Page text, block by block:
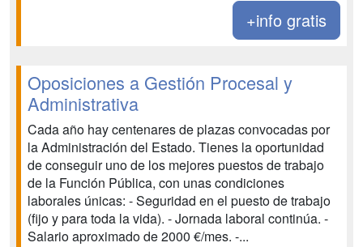
+info gratis
Oposiciones a Gestión Procesal y
Administrativa
Cada año hay centenares de plazas convocadas por
la Administración del Estado. Tienes la oportunidad
de conseguir uno de los mejores puestos de trabajo
de la Función Pública, con unas condiciones
laborales únicas: - Seguridad en el puesto de trabajo
(fijo y para toda la vida). - Jornada laboral continúa. -
Salario aproximado de 2000 €/mes. -...